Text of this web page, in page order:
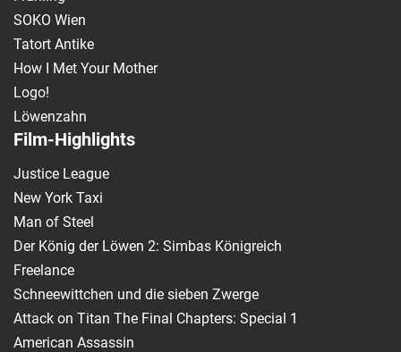
SOKO Wien
Tatort Antike
How I Met Your Mother
Logo!
Löwenzahn
Film-Highlights
Justice League
New York Taxi
Man of Steel
Der König der Löwen 2: Simbas Königreich
Freelance
Schneewittchen und die sieben Zwerge
Attack on Titan The Final Chapters: Special 1
American Assassin